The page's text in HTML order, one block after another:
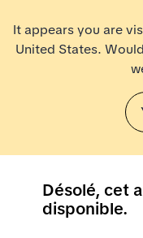
It appears you are
United States.
Désolé, cet
disponible.